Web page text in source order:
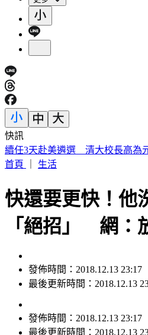
快訊
SBS歌謠大戰／AND2BLE、ALD1
首頁
生活
快還要更快！他
「絕招」 網：
發佈時間：2018.12.13 23:17
最後更新時間：2018.12.13
發佈時間： 2018.12.13 23:17
最後更新時間： 2018.12.13